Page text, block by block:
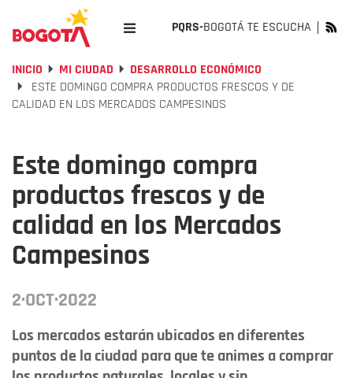
PQRS-BOGOTÁ TE ESCUCHA
INICIO MI CIUDAD
DESARROLLO ECONÓMICO
ESTE DOMINGO COMPRA PRODUCTOS FRESCOS Y DE
CALIDAD EN LOS MERCADOS CAMPESINOS
Este domingo compra
productos frescos y de
calidad en los Mercados
Campesinos
2·OCT·2022
Los mercados estarán ubicados en diferentes
puntos de la ciudad para que te animes a comprar